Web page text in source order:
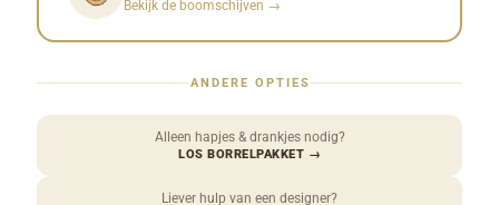
Bekijk de boomschijven →
ANDERE OPTIES
Alleen hapjes & drankjes nodig?
LOS BORRELPAKKET →
Liever hulp van een designer?